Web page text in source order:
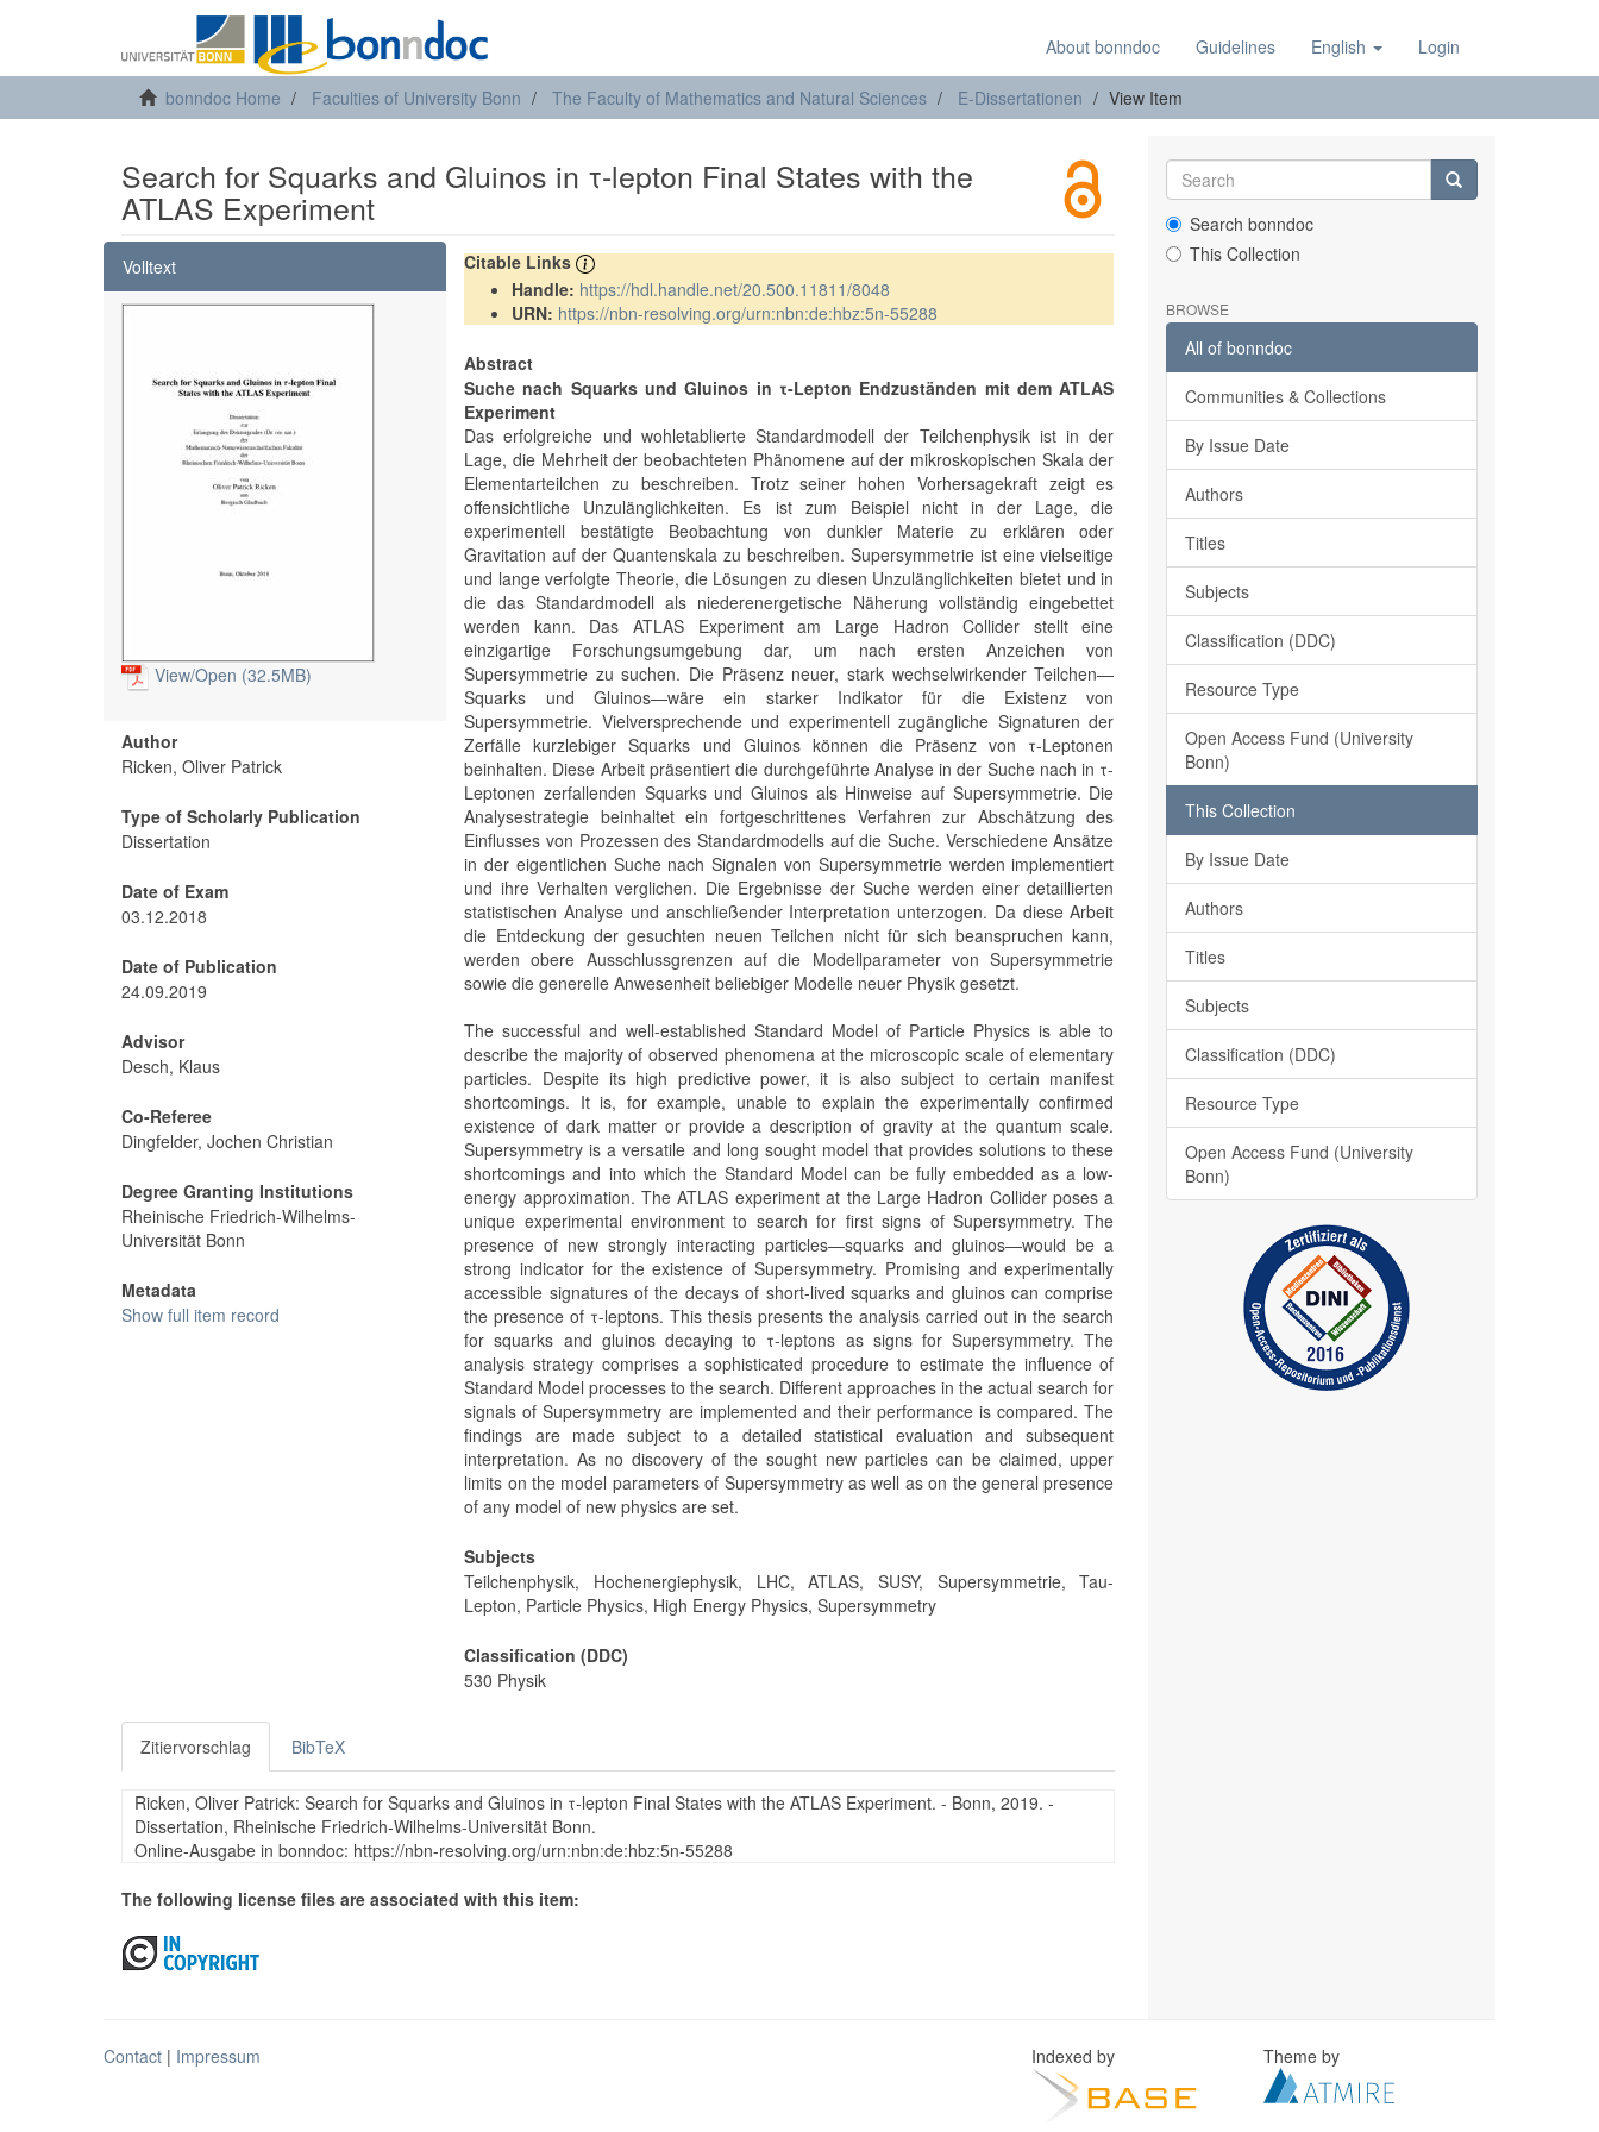
About bonndoc Guidelines English Login
bonndoc Home Faculties of University Bonn The Faculty of Mathematics and Natural Sciences E-Dissertationen View Item
Search for Squarks and Gluinos in τ-lepton Final States with the
ATLAS Experiment
Volltext
View/Open (32.5MB)
Author
Ricken, Oliver Patrick
Type of Scholarly Publication
Dissertation
Date of Exam
03.12.2018
Date of Publication
24.09.2019
Advisor
Desch, Klaus
Co-Referee
Dingfelder, Jochen Christian
Degree Granting Institutions
Rheinische Friedrich-Wilhelms-
Universität Bonn
Metadata
Show full item record
Citable Links
Handle: https://hdl.handle.net/20.500.11811/8048
URN: https://nbn-resolving.org/urn:nbn:de:hbz:5n-55288
Abstract
Suche nach Squarks und Gluinos in τ-Lepton Endzuständen mit dem ATLAS
Experiment
Das erfolgreiche und wohletablierte Standardmodell der Teilchenphysik ist in der
Lage, die Mehrheit der beobachteten Phänomene auf der mikroskopischen Skala der
Elementarteilchen zu beschreiben. Trotz seiner hohen Vorhersagekraft zeigt es
offensichtliche Unzulänglichkeiten. Es ist zum Beispiel nicht in der Lage, die
experimentell bestätigte Beobachtung von dunkler Materie zu erklären oder
Gravitation auf der Quantenskala zu beschreiben. Supersymmetrie ist eine vielseitige
und lange verfolgte Theorie, die Lösungen zu diesen Unzulänglichkeiten bietet und in
die das Standardmodell als niederenergetische Näherung vollständig eingebettet
werden kann. Das ATLAS Experiment am Large Hadron Collider stellt eine
einzigartige Forschungsumgebung dar, um nach ersten Anzeichen von
Supersymmetrie zu suchen. Die Präsenz neuer, stark wechselwirkender Teilchen—
Squarks und Gluinos—wäre ein starker Indikator für die Existenz von
Supersymmetrie. Vielversprechende und experimentell zugängliche Signaturen der
Zerfälle kurzlebiger Squarks und Gluinos können die Präsenz von τ-Leptonen
beinhalten. Diese Arbeit präsentiert die durchgeführte Analyse in der Suche nach in τ-
Leptonen zerfallenden Squarks und Gluinos als Hinweise auf Supersymmetrie. Die
Analysestrategie beinhaltet ein fortgeschrittenes Verfahren zur Abschätzung des
Einflusses von Prozessen des Standardmodells auf die Suche. Verschiedene Ansätze
in der eigentlichen Suche nach Signalen von Supersymmetrie werden implementiert
und ihre Verhalten verglichen. Die Ergebnisse der Suche werden einer detaillierten
statistischen Analyse und anschließender Interpretation unterzogen. Da diese Arbeit
die Entdeckung der gesuchten neuen Teilchen nicht für sich beanspruchen kann,
werden obere Ausschlussgrenzen auf die Modellparameter von Supersymmetrie
sowie die generelle Anwesenheit beliebiger Modelle neuer Physik gesetzt.
The successful and well-established Standard Model of Particle Physics is able to
describe the majority of observed phenomena at the microscopic scale of elementary
particles. Despite its high predictive power, it is also subject to certain manifest
shortcomings. It is, for example, unable to explain the experimentally confirmed
existence of dark matter or provide a description of gravity at the quantum scale.
Supersymmetry is a versatile and long sought model that provides solutions to these
shortcomings and into which the Standard Model can be fully embedded as a low-
energy approximation. The ATLAS experiment at the Large Hadron Collider poses a
unique experimental environment to search for first signs of Supersymmetry. The
presence of new strongly interacting particles—squarks and gluinos—would be a
strong indicator for the existence of Supersymmetry. Promising and experimentally
accessible signatures of the decays of short-lived squarks and gluinos can comprise
the presence of τ-leptons. This thesis presents the analysis carried out in the search
for squarks and gluinos decaying to τ-leptons as signs for Supersymmetry. The
analysis strategy comprises a sophisticated procedure to estimate the influence of
Standard Model processes to the search. Different approaches in the actual search for
signals of Supersymmetry are implemented and their performance is compared. The
findings are made subject to a detailed statistical evaluation and subsequent
interpretation. As no discovery of the sought new particles can be claimed, upper
limits on the model parameters of Supersymmetry as well as on the general presence
of any model of new physics are set.
Subjects
Teilchenphysik, Hochenergiephysik, LHC, ATLAS, SUSY, Supersymmetrie, Tau-
Lepton, Particle Physics, High Energy Physics, Supersymmetry
Classification (DDC)
530 Physik
Zitiervorschlag BibTeX
Ricken, Oliver Patrick: Search for Squarks and Gluinos in τ-lepton Final States with the ATLAS Experiment. - Bonn, 2019. -
Dissertation, Rheinische Friedrich-Wilhelms-Universität Bonn.
Online-Ausgabe in bonndoc: https://nbn-resolving.org/urn:nbn:de:hbz:5n-55288
The following license files are associated with this item:
Search bonndoc
This Collection
BROWSE
All of bonndoc
Communities & Collections
By Issue Date
Authors
Titles
Subjects
Classification (DDC)
Resource Type
Open Access Fund (University
Bonn)
This Collection
By Issue Date
Authors
Titles
Subjects
Classification (DDC)
Resource Type
Open Access Fund (University
Bonn)
Contact | Impressum Indexed by Theme by